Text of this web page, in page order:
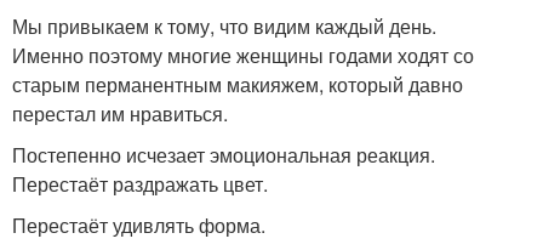
Мы привыкаем к тому, что видим каждый день.
Именно поэтому многие женщины годами ходят со
старым перманентным макияжем, который давно
перестал им нравиться.
Постепенно исчезает эмоциональная реакция.
Перестаёт раздражать цвет.
Перестаёт удивлять форма.